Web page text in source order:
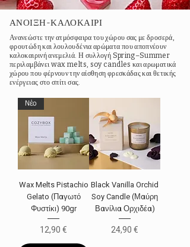
ΑΝΟΙΞΗ-ΚΑΛΟΚΑΙΡΙ
Νέο
Wax Melts Pistachio
Gelato (Παγωτό
Φυστίκι) 90gr
Τιμή
12,90 €
Black Vanilla Orchid
Soy Candle (Μαύρη
Βανίλια Ορχιδέα)
Τιμή
24,90 €
Ανανεώστε την ατμόσφαιρα του χώρου σας με δροσερά,
φρουτώδη και λουλουδένια αρώματα που αποπνέουν
καλοκαιρινή ανεμελιά. Η συλλογή Spring–Summer
περιλαμβάνει wax melts, soy candles και αρωματικά
χώρου που φέρνουν την αίσθηση φρεσκάδας και θετικής
ενέργειας στο σπίτι σας.